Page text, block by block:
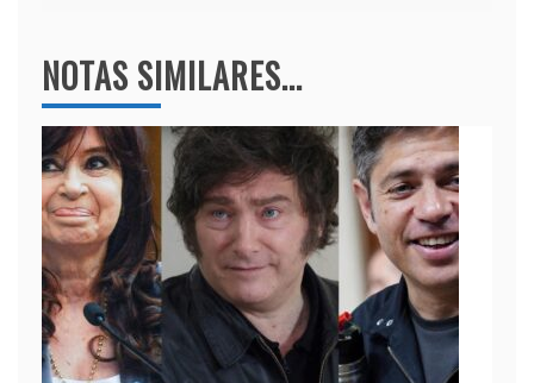
NOTAS SIMILARES...